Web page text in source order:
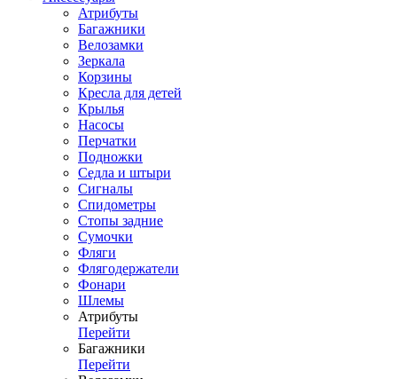
Атрибуты
Багажники
Велозамки
Зеркала
Корзины
Кресла для детей
Крылья
Насосы
Перчатки
Подножки
Седла и штыри
Сигналы
Спидометры
Стопы задние
Сумочки
Фляги
Флягодержатели
Фонари
Шлемы
Атрибуты
Перейти
Багажники
Перейти